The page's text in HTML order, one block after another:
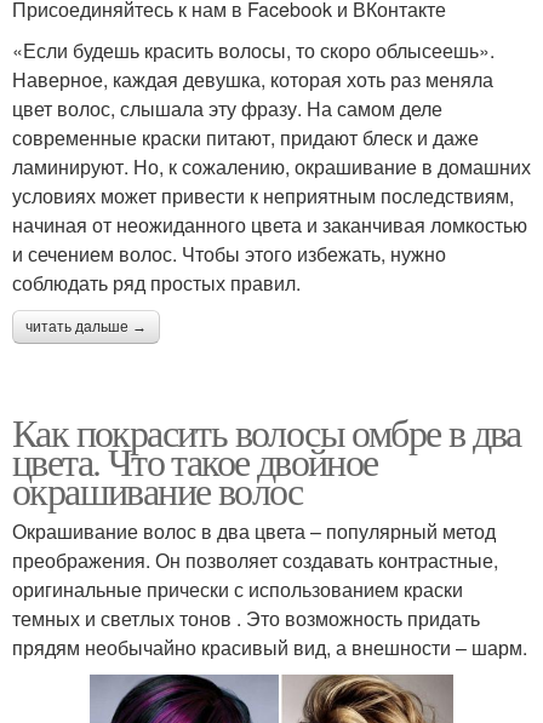
Присоединяйтесь к нам в Facebook и ВКонтакте
«Если будешь красить волосы, то скоро облысеешь».
Наверное, каждая девушка, которая хоть раз меняла
цвет волос, слышала эту фразу. На самом деле
современные краски питают, придают блеск и даже
ламинируют. Но, к сожалению, окрашивание в домашних
условиях может привести к неприятным последствиям,
начиная от неожиданного цвета и заканчивая ломкостью
и сечением волос. Чтобы этого избежать, нужно
соблюдать ряд простых правил.
читать дальше →
Как покрасить волосы омбре в два
цвета. Что такое двойное
окрашивание волос
Окрашивание волос в два цвета – популярный метод
преображения. Он позволяет создавать контрастные,
оригинальные прически с использованием краски
темных и светлых тонов . Это возможность придать
прядям необычайно красивый вид, а внешности – шарм.